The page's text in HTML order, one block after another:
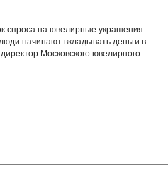
спроса на ювелирные украшения
начинают вкладывать деньги в
Московского ювелирного